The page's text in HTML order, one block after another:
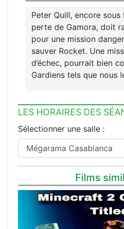
Peter Quill, encore
perte de Gamora, doit
pour une mission
sauver Rocket. Une
d’échec, pourrait bien
Gardiens tels que nous
LES HORAIRES DES
Sélectionner une salle :
Films